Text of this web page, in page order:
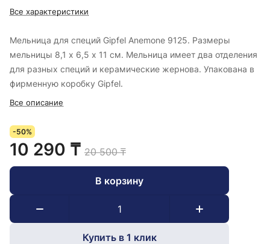
Все характеристики
Мельница для специй Gipfel Anemone 9125. Размеры
мельницы 8,1 х 6,5 х 11 см. Мельница имеет два отделения
для разных специй и керамические жернова. Упакована в
фирменную коробку Gipfel.
Все описание
-50%
10 290 ₸ 20 500 ₸
В корзину
Купить в 1 клик